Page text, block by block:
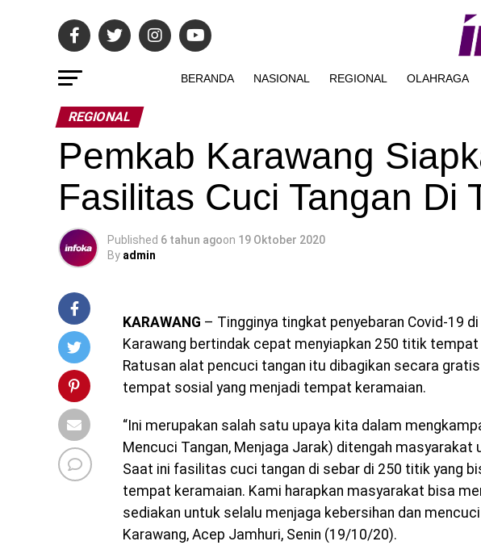
BERANDA NASIONAL REGIONAL OLAHRAGA
REGIONAL
Pemkab Karawang
Fasilitas Cuci Tangan Di
Published 6 tahun agoon 19 Oktober 2020
By admin
KARAWANG – Tingginya tingkat penyebaran Covid-19
Karawang bertindak cepat menyiapkan 250 titik
Ratusan alat pencuci tangan itu dibagikan secara
tempat sosial yang menjadi tempat keramaian.
“Ini merupakan salah satu upaya kita dalam
Mencuci Tangan, Menjaga Jarak) ditengah masyarakat
Saat ini fasilitas cuci tangan di sebar di 250 titik yang
tempat keramaian. Kami harapkan masyarakat bisa
sediakan untuk selalu menjaga kebersihan dan
Karawang, Acep Jamhuri, Senin (19/10/20).